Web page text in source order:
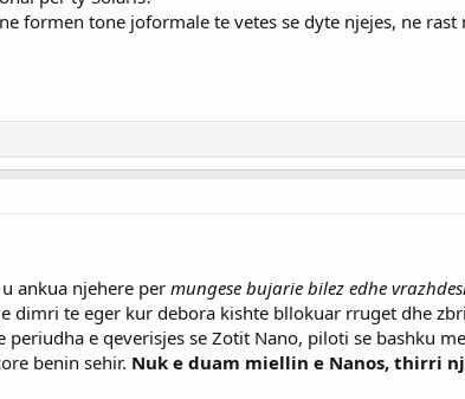
formen tone joformale te vetes se dyte njejes, ne rast
ankua njehere per mungese bujarie bilez edhe
dimri te eger kur debora kishte bllokuar rruget dhe
periudha e qeverisjes se Zotit Nano, piloti se bashku
benin sehir. Nuk e duam miellin e Nanos, thirri